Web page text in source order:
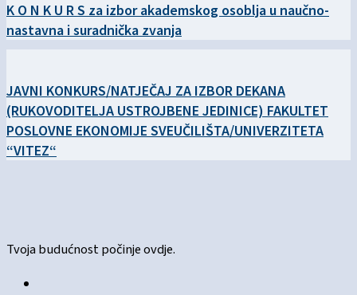
K O N K U R S za izbor akademskog osoblja u naučno-
nastavna i suradnička zvanja
JAVNI KONKURS/NATJEČAJ ZA IZBOR DEKANA
(RUKOVODITELJA USTROJBENE JEDINICE) FAKULTET
POSLOVNE EKONOMIJE SVEUČILIŠTA/UNIVERZITETA
“VITEZ“
Tvoja budućnost počinje ovdje.